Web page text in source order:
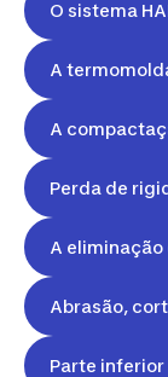
O sistema
A
A
Perda de
A eliminação
Abrasão,
Parte